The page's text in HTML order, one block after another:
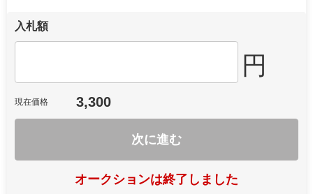
入札額
円
現在価格 3,300
次に進む
オークションは終了しました